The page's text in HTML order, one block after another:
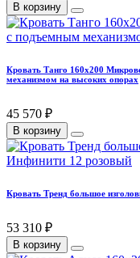
В корзину
Кровать Танго 160х200
механизмом на высоких опорах
45 570 ₽
В корзину
Кровать Тренд большое
53 310 ₽
В корзину